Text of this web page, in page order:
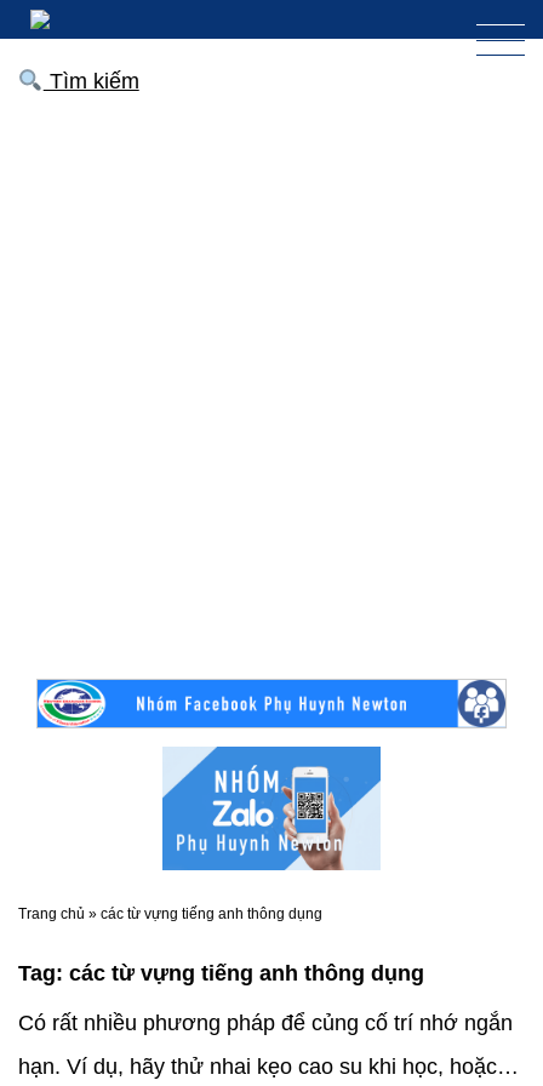
Tìm kiếm
Trang chủ » các từ vựng tiếng anh thông dụng
Tag: các từ vựng tiếng anh thông dụng
Có rất nhiều phương pháp để củng cố trí nhớ ngắn
hạn. Ví dụ, hãy thử nhai kẹo cao su khi học, hoặc